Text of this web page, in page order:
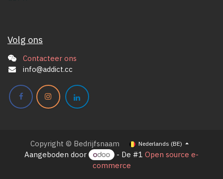
Volg ons
Contacteer ons
info@addict.cc
Copyright © Bedrijfsnaam Nederlands (BE)
Aangeboden door - De #1 Open source e-
commerce